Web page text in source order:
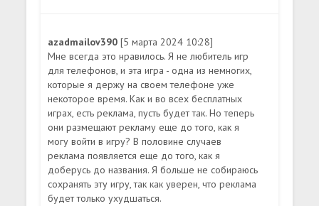
azadmailov390[5 марта 2024 10:28]
Мне всегда это нравилось. Я не любитель игр
для телефонов, и эта игра - одна из немногих,
которые я держу на своем телефоне уже
некоторое время. Как и во всех бесплатных
играх, есть реклама, пусть будет так. Но теперь
они размещают рекламу еще до того, как я
могу войти в игру? В половине случаев
реклама появляется еще до того, как я
доберусь до названия. Я больше не собираюсь
сохранять эту игру, так как уверен, что реклама
будет только ухудшаться.